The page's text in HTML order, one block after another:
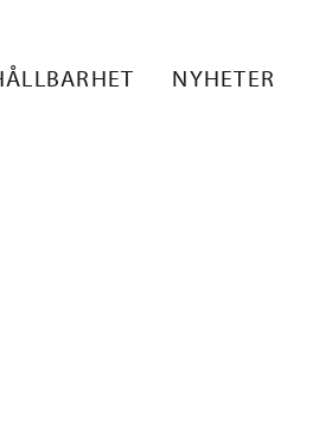
NYHETER